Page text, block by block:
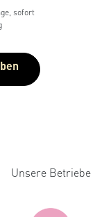
sofort
Unsere Betriebe